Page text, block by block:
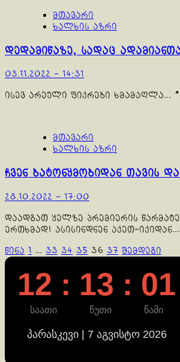
მთავარი
ხალხის აზრი
დედამიწაზე, სადაც
03.11.2022 - 14:31
ისევ არეული ფიქრები ხმამაღლა...
მთავარი
ხალხის აზრი
ჩვენ ბატონყმობიდან თავის
28.10.2022 - 17:00
დაადგათ ყელზე პრემიერის
ერთხმად! ასისინდნენ აქეთ-
ჩანაწერების
გვერდებათ
დაშლა
წინა 1 … 33 34 35 36 37 შემდეგი
12 : 13 : 02
საათი წუთი წამი
პარასკევი | 7 აგვისტო 2026